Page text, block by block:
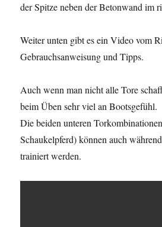
der Spitze neben der Betonwand
Weiter unten gibt es ein Video vom
Gebrauchsanweisung und Tipps.
Auch wenn man nicht alle Tore
beim Üben sehr viel an Bootsgefühl.
Die beiden unteren
Schaukelpferd) können auch
trainiert werden.